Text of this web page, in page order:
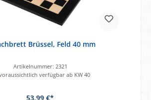
Brüssel, Feld 40 mm
Artikelnummer: 2321
verfügbar ab KW 40
53,99 €*